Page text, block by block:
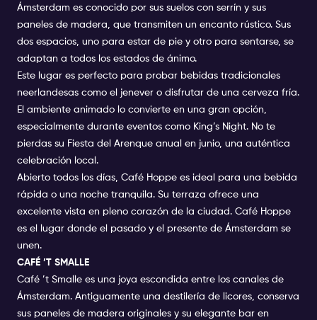
Ámsterdam es conocido por sus suelos con serrín y sus
paneles de madera, que transmiten un encanto rústico. Sus
dos espacios, uno para estar de pie y otro para sentarse, se
adaptan a todos los estados de ánimo.
Este lugar es perfecto para probar bebidas tradicionales
neerlandesas como el jenever o disfrutar de una cerveza fría.
El ambiente animado lo convierte en una gran opción,
especialmente durante eventos como King’s Night. No te
pierdas su Fiesta del Arenque anual en junio, una auténtica
celebración local.
Abierto todos los días, Café Hoppe es ideal para una bebida
rápida o una noche tranquila. Su terraza ofrece una
excelente vista en pleno corazón de la ciudad. Café Hoppe
es el lugar donde el pasado y el presente de Ámsterdam se
unen.
CAFÉ ’T SMALLE
Café ’t Smalle es una joya escondida entre los canales de
Ámsterdam. Antiguamente una destilería de licores, conserva
sus paneles de madera originales y su elegante bar en